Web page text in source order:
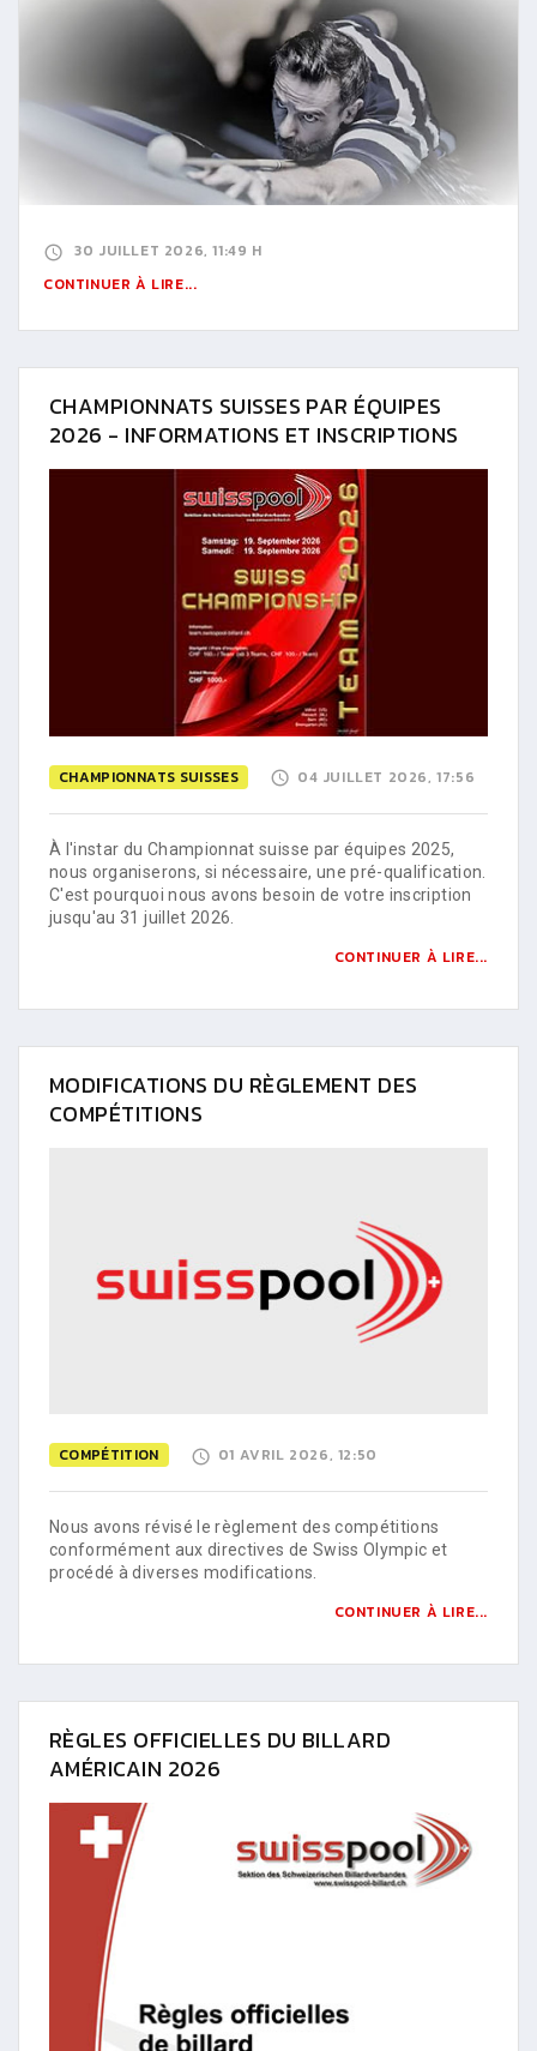
30 JUILLET 2026, 11:49 H
CONTINUER À LIRE...
CHAMPIONNATS SUISSES PAR ÉQUIPES
2026 - INFORMATIONS ET INSCRIPTIONS
CHAMPIONNATS SUISSES 04 JUILLET 2026, 17:56
À l'instar du Championnat suisse par équipes 2025,
nous organiserons, si nécessaire, une pré-qualification.
C'est pourquoi nous avons besoin de votre inscription
jusqu'au 31 juillet 2026.
CONTINUER À LIRE...
MODIFICATIONS DU RÈGLEMENT DES
COMPÉTITIONS
COMPÉTITION 01 AVRIL 2026, 12:50
Nous avons révisé le règlement des compétitions
conformément aux directives de Swiss Olympic et
procédé à diverses modifications.
CONTINUER À LIRE...
RÈGLES OFFICIELLES DU BILLARD
AMÉRICAIN 2026